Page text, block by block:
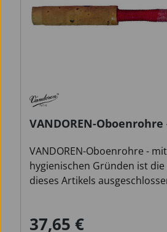
VANDOREN-
VANDOREN-Oboenrohre -
hygienischen Gründen ist die
dieses Artikels
Verkaufspreis:
37,65 €